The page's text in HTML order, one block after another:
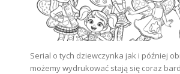
Serial o tych dziewczynka jak i później
możemy wydrukować stają się coraz